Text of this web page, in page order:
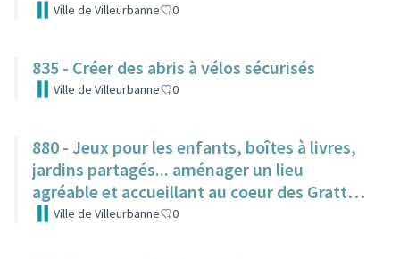
Ville de Villeurbanne 0
835 - Créer des abris à vélos sécurisés
Ville de Villeurbanne 0
880 - Jeux pour les enfants, boîtes à livres,
jardins partagés... aménager un lieu
agréable et accueillant au coeur des Gratte-
CielVille de Villeurbanne 0